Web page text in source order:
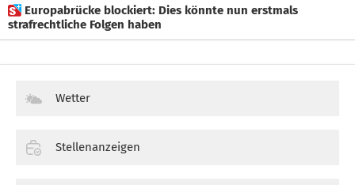
 Europabrücke blockiert: Dies könnte nun erstmals
strafrechtliche Folgen haben
Wetter
Stellenanzeigen